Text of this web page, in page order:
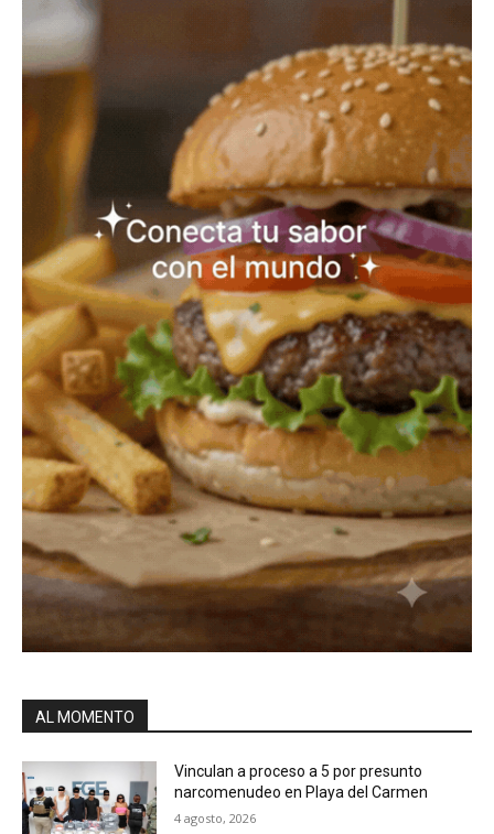
AL MOMENTO
Vinculan a proceso a 5 por presunto
narcomenudeo en Playa del Carmen
4 agosto, 2026